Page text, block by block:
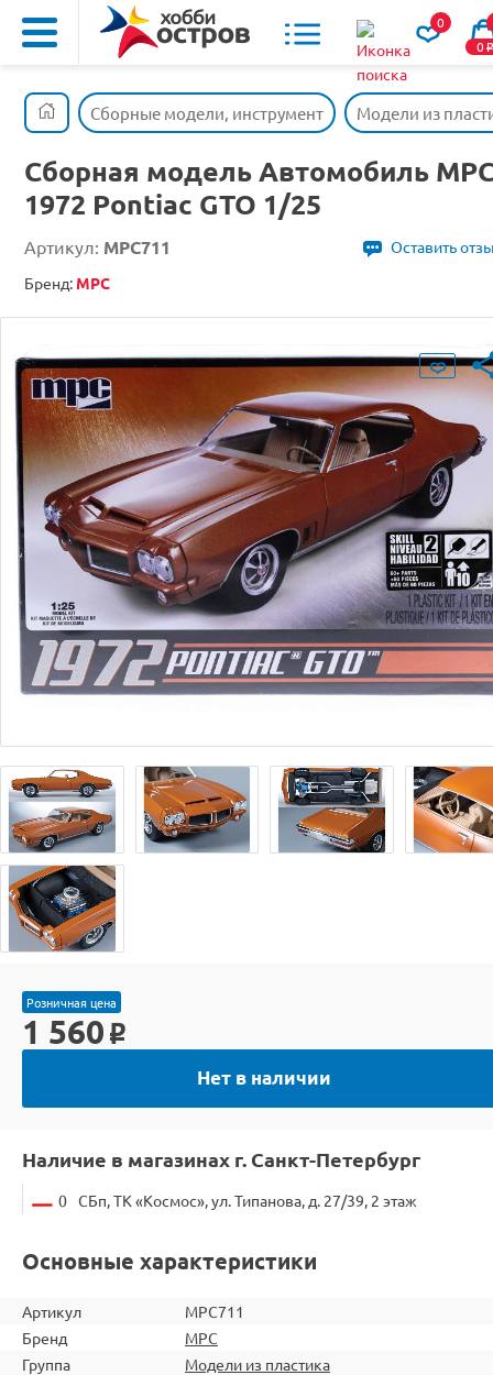
0
0o
Сборные модели, инструмент Модели из
Сборная модель Автомобиль
1972 Pontiac GTO 1/25
Артикул: MPC711
Оставить
Бренд: MPC
Розничная цена
1 560 o
Нет в наличии
Наличие в магазинах г. Санкт-Петербург
0 СБп, ТК «Космос», ул. Типанова, д. 27/39, 2 этаж
Основные характеристики
Артикул
MPC711
Бренд
MPC
Группа
Модели из пластика